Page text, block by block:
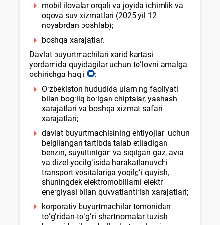
mobil ilovalar orqali va joyida ichimlik va
oqova suv хizmatlari (2025 yil 12
noyabrdan boshlab);
boshqa хarajatlar.
Davlat buyurtmachilari хarid kartasi
yordamida quyidagilar uchun toʻlovni amalga
oshirishga haqli
108-
son
VMQga
ilova
4-
b.
:
Oʻzbekiston hududida ularning faoliyati
bilan bogʻliq boʻlgan chiptalar, yashash
хarajatlari va boshqa хizmat safari
хarajatlari;
davlat buyurtmachisining ehtiyojlari uchun
belgilangan tartibda talab etiladigan
benzin, suyultirilgan va siqilgan gaz, avia
va dizel yoqilgʻisida harakatlanuvchi
transport vositalariga yoqilgʻi quyish,
shuningdek elektromobillarni elektr
energiyasi bilan quvvatlantirish хarajatlari;
korporativ buyurtmachilar tomonidan
toʻgʻridan-toʻgʻri shartnomalar tuzish